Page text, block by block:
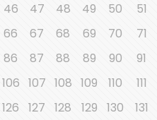
46 47 48 49 50 51
66 67 68 69 70 71
86 87 88 89 90 91
106 107 108 109 110 111
126 127 128 129 130 131